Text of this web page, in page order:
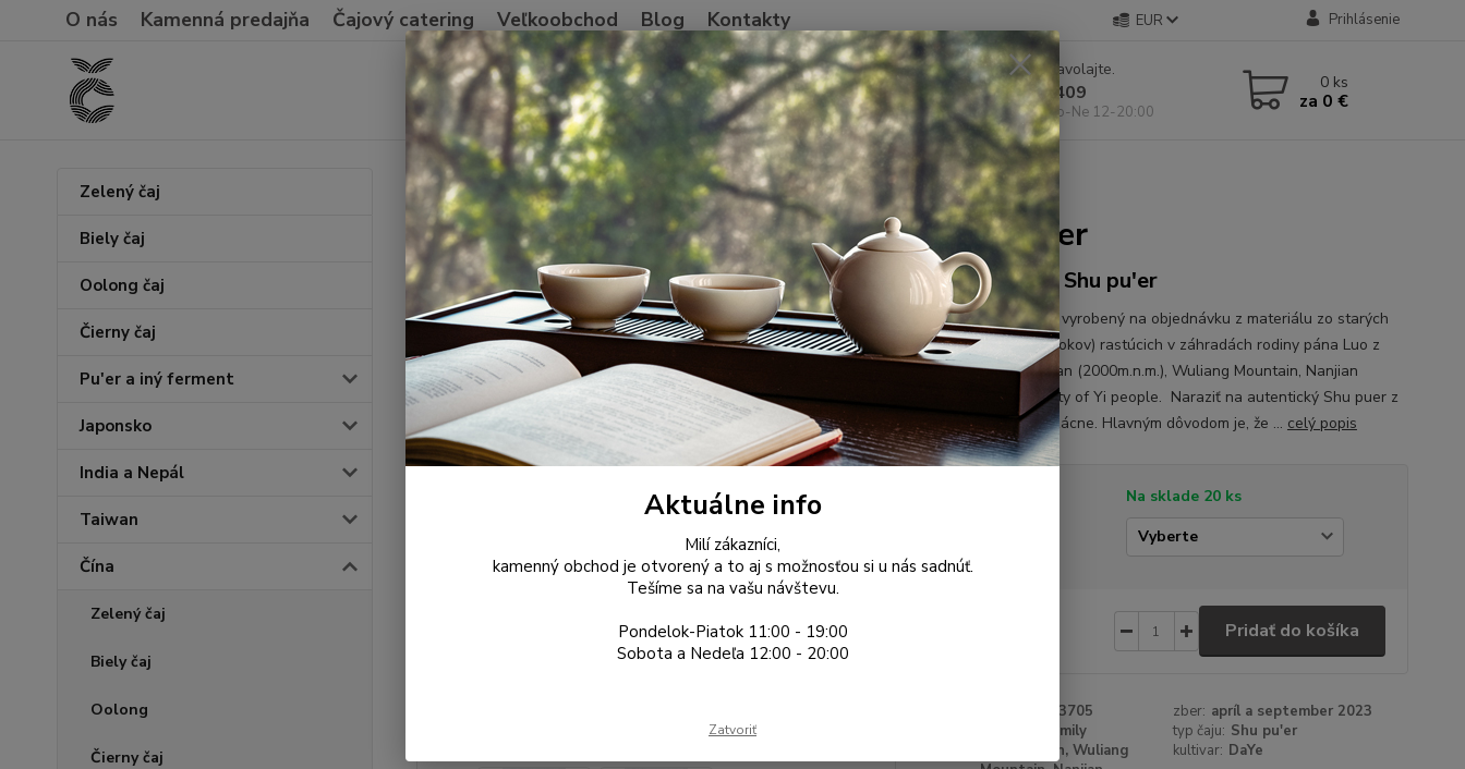
O nás Kamenná predajňa Čajový catering Veľkoobchod Blog Kontakty EUR Prihlásenie
Hľadať
Neviete si rady? Zavolajte.
+421 904 546 409
Po-Pia 11-19:00, So-Ne 12-20:00
0 ks
za 0 €
Zelený čaj
Biely čaj
Oolong čaj
Čierny čaj
Pu'er a iný ferment
Japonsko
India a Nepál
Taiwan
Čína
Zelený čaj
Biely čaj
Oolong
Čierny čaj
Úvod Čína Pu'er Shu a iný ferment 2023 BaiyingShan gushu Big Leaf Shu pu'er
2023 BaiyingShan gushu Big Leaf Shu pu'er
Ancient Tree Shu pu'er
Unikátny Shu puer vyrobený na objednávku z materiálu zo starých
stromov (100-300rokov) rastúcich v záhradách rodiny pána Luo z
dedinky BaiyingShan (2000m.n.m.), Wuliang Mountain, Nanjian
Autonomous County of Yi people. Naraziť na autentický Shu puer z
gushu je celkom vzácne. Hlavným dôvodom je, že ... celý popis
Na sklade 20 ks
Pridať do košíka
3453705 zber: apríl a september 2023
Mr. Luo family typ čaju: Shu pu'er
BaiyingShan, Wuliang
kultivar: DaYe
Aktuálne info
Milí zákazníci,
kamenný obchod je otvorený a to aj s možnosťou si u nás sadnúť.
Tešíme sa na vašu návštevu.
Pondelok-Piatok 11:00 - 19:00
Sobota a Nedeľa 12:00 - 20:00
Zatvoriť